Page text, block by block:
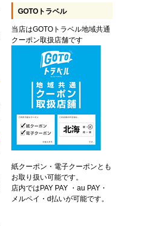
GOTOトラベル
当店はGOTOトラベル地域共通
クーポン取扱店舗です
紙クーポン・電子クーポンとも
お取り扱い可能です。
店内ではPAY PAY ・au PAY・
メルペイ・d払いが可能です。